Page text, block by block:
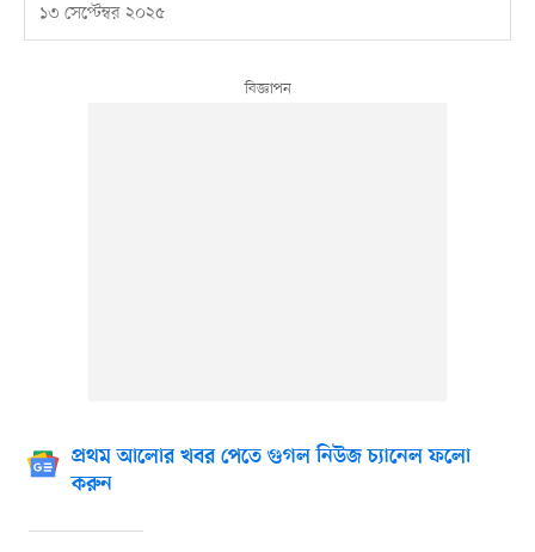
১৩ সেপ্টেম্বর ২০২৫
প্রথম আলোর খবর পেতে গুগল নিউজ চ্যানেল ফলো
করুন